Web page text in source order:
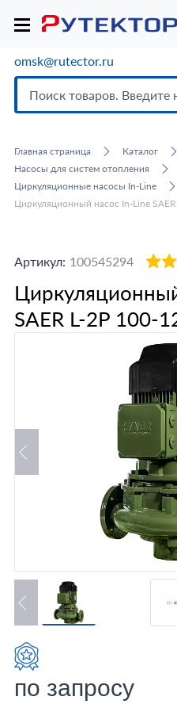
omsk@rutector.ru
Главная страница Каталог
Насосы для систем отопления
Циркуляционные насосы In-Line
Циркуляционный насос In-Line
Артикул: 100545294
SAER L-2P 100-
по запросу